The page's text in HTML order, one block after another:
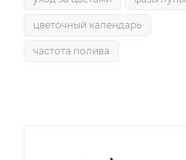
цветочный календарь
частота полива